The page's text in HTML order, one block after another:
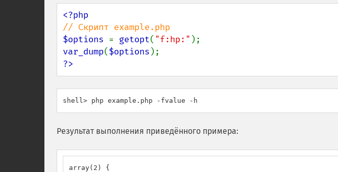
$options = getopt( "f:hp:"
var_dump($options
?>
shell> php example.php -fvalue -h
Результат выполнения приведённого примера:
array(2) {